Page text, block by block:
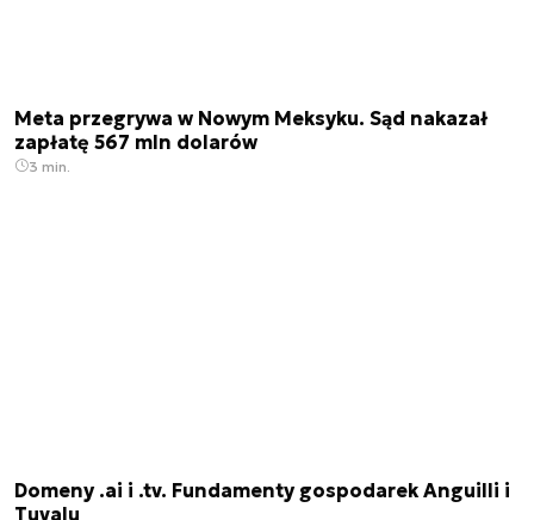
Meta przegrywa w Nowym Meksyku. Sąd nakazał
zapłatę 567 mln dolarów
3 min.
Domeny .ai i .tv. Fundamenty gospodarek Anguilli i
Tuvalu